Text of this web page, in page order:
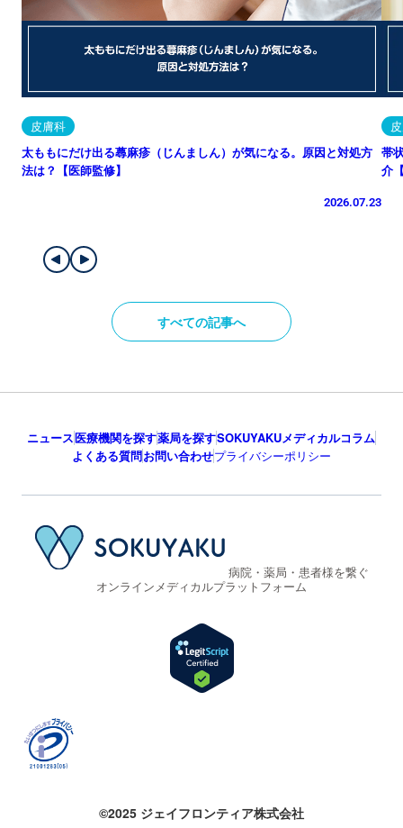
皮膚科
太ももにだけ出る蕁麻疹（じんましん）が気になる。原因と対処方
法は？【医師監修】
2026.07.23
帯
介
すべての記事へ
ニュース医療機関を探す薬局を探すSOKUYAKUメディカルコラム
よくある質問お問い合わせプライバシーポリシー
病院・薬局・患者様を繋ぐ
オンラインメディカルプラットフォーム
©2025 ジェイフロンティア株式会社